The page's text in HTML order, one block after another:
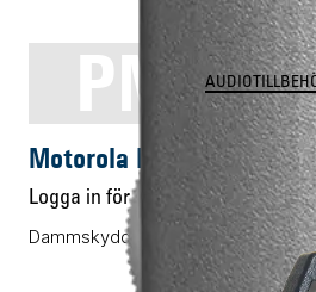
Motorola PMLN8122A
Logga in för pris
Dammskydd MXP600, R7, 10-pack